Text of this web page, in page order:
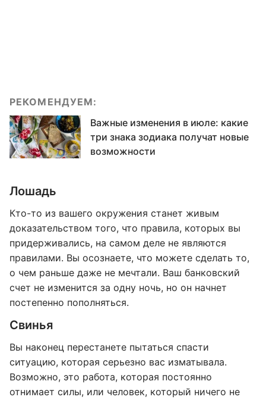
РЕКОМЕНДУЕМ:
Важные изменения в июле: какие
три знака зодиака получат новые
возможности
Лошадь
Кто-то из вашего окружения станет живым
доказательством того, что правила, которых вы
придерживались, на самом деле не являются
правилами. Вы осознаете, что можете сделать то,
о чем раньше даже не мечтали. Ваш банковский
счет не изменится за одну ночь, но он начнет
постепенно пополняться.
Свинья
Вы наконец перестанете пытаться спасти
ситуацию, которая серьезно вас изматывала.
Возможно, это работа, которая постоянно
отнимает силы, или человек, который ничего не